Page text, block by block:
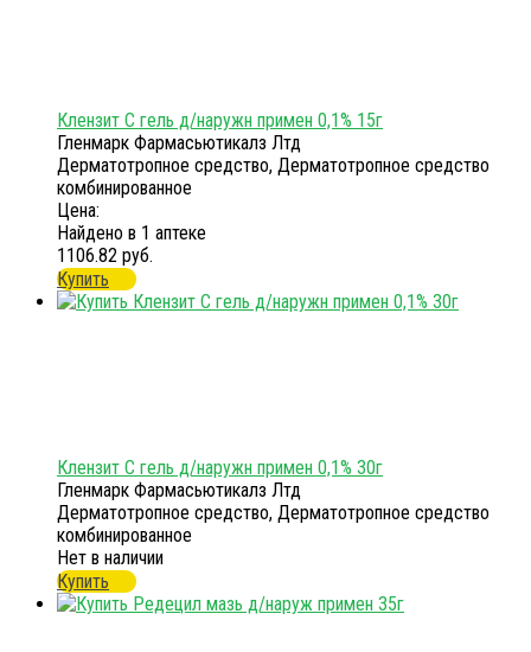
Клензит С гель д/наружн примен 0,1% 15г
Гленмарк Фармасьютикалз Лтд
Дерматотропное средство, Дерматотропное средство
комбинированное
Цена:
Найдено в 1 аптеке
1106.82 руб.
Купить
Клензит С гель д/наружн примен 0,1% 30г
Гленмарк Фармасьютикалз Лтд
Дерматотропное средство, Дерматотропное средство
комбинированное
Нет в наличии
Купить